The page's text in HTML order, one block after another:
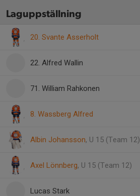
Laguppställning
20. Svante Asserholt
22. Alfred Wallin
71. William Rahkonen
8. Wassberg Alfred
Albin Johansson, U 15 (Team 12)
Axel Lönnberg, U 15 (Team 12)
Lucas Stark